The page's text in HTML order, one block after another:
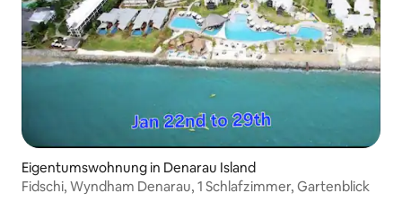
Eigentumswohnung in Denarau Island
Fidschi, Wyndham Denarau, 1 Schlafzimmer, Gartenblick